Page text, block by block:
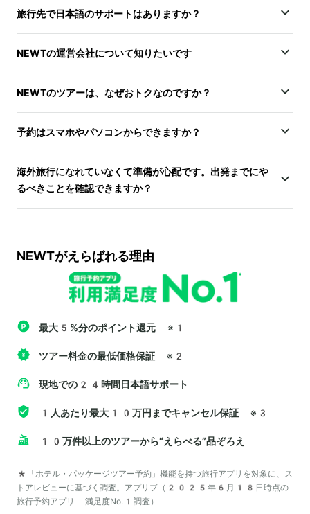
旅行先で日本語のサポートはありますか？
NEWTの運営会社について知りたいです
NEWTのツアーは、なぜおトクなのですか？
予約はスマホやパソコンからできますか？
海外旅行になれていなくて準備が心配です。出発までにや
るべきことを確認できますか？
NEWTがえらばれる理由
最大5%分のポイント還元 ※1
ツアー料金の最低価格保証 ※2
現地での24時間日本語サポート
1人あたり最大10万円までキャンセル保証 ※3
10万件以上のツアーから“えらべる”品ぞろえ
*「ホテル・パッケージツアー予約」機能を持つ旅行アプリを対象に、ス
トアレビューに基づく調査。アプリブ（2025年6月18日時点の
旅行予約アプリ 満足度No.1調査）